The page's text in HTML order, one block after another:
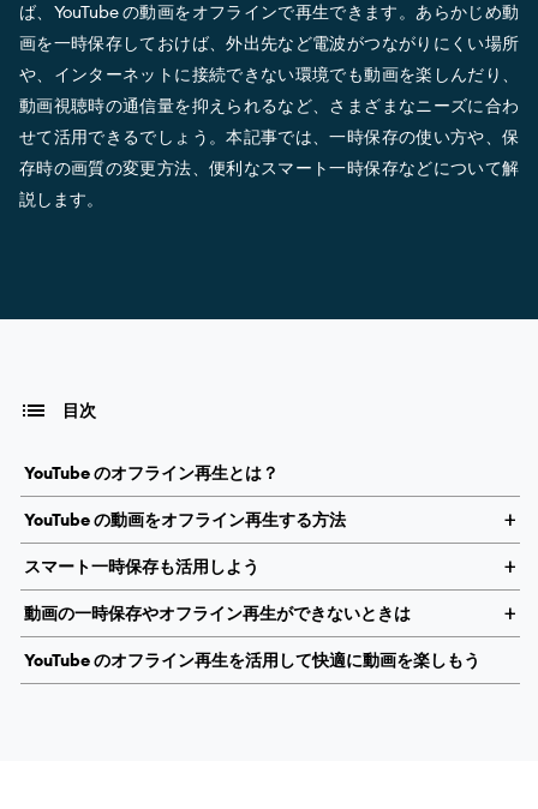
ば、YouTube の動画をオフラインで再生できます。あらかじめ動
画を一時保存しておけば、外出先など電波がつながりにくい場所
や、インターネットに接続できない環境でも動画を楽しんだり、
動画視聴時の通信量を抑えられるなど、さまざまなニーズに合わ
せて活用できるでしょう。本記事では、一時保存の使い方や、保
存時の画質の変更方法、便利なスマート一時保存などについて解
説します。
目次
YouTube のオフライン再生とは？
YouTube の動画をオフライン再生する方法
スマート一時保存も活用しよう
動画の一時保存やオフライン再生ができないときは
YouTube のオフライン再生を活用して快適に動画を楽しもう